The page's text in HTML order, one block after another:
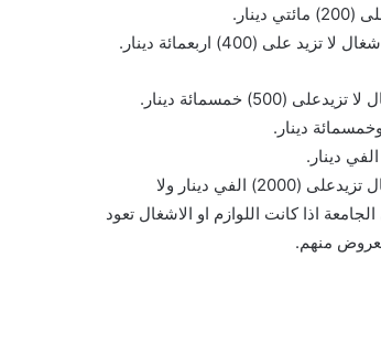
(400) اربعمائة دينار.
خمسمائة دينار.
دينار ولا
منهم.